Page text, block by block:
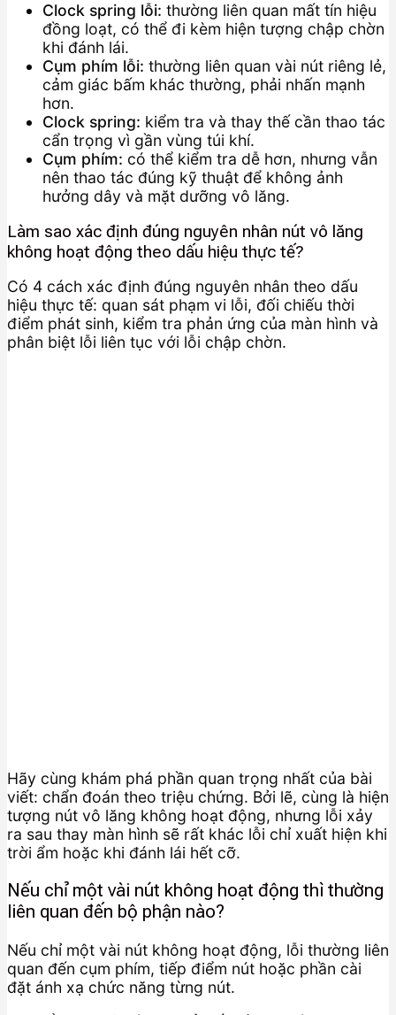
Clock spring lỗi: thường liên quan mất tín hiệu
đồng loạt, có thể đi kèm hiện tượng chập chờn
khi đánh lái.
Cụm phím lỗi: thường liên quan vài nút riêng lẻ,
cảm giác bấm khác thường, phải nhấn mạnh
hơn.
Clock spring: kiểm tra và thay thế cần thao tác
cẩn trọng vì gần vùng túi khí.
Cụm phím: có thể kiểm tra dễ hơn, nhưng vẫn
nên thao tác đúng kỹ thuật để không ảnh
hưởng dây và mặt dưỡng vô lăng.
Làm sao xác định đúng nguyên nhân nút vô lăng
không hoạt động theo dấu hiệu thực tế?
Có 4 cách xác định đúng nguyên nhân theo dấu
hiệu thực tế: quan sát phạm vi lỗi, đối chiếu thời
điểm phát sinh, kiểm tra phản ứng của màn hình và
phân biệt lỗi liên tục với lỗi chập chờn.
Hãy cùng khám phá phần quan trọng nhất của bài
viết: chẩn đoán theo triệu chứng. Bởi lẽ, cùng là hiện
tượng nút vô lăng không hoạt động, nhưng lỗi xảy
ra sau thay màn hình sẽ rất khác lỗi chỉ xuất hiện khi
trời ẩm hoặc khi đánh lái hết cỡ.
Nếu chỉ một vài nút không hoạt động thì thường
liên quan đến bộ phận nào?
Nếu chỉ một vài nút không hoạt động, lỗi thường liên
quan đến cụm phím, tiếp điểm nút hoặc phần cài
đặt ánh xạ chức năng từng nút.